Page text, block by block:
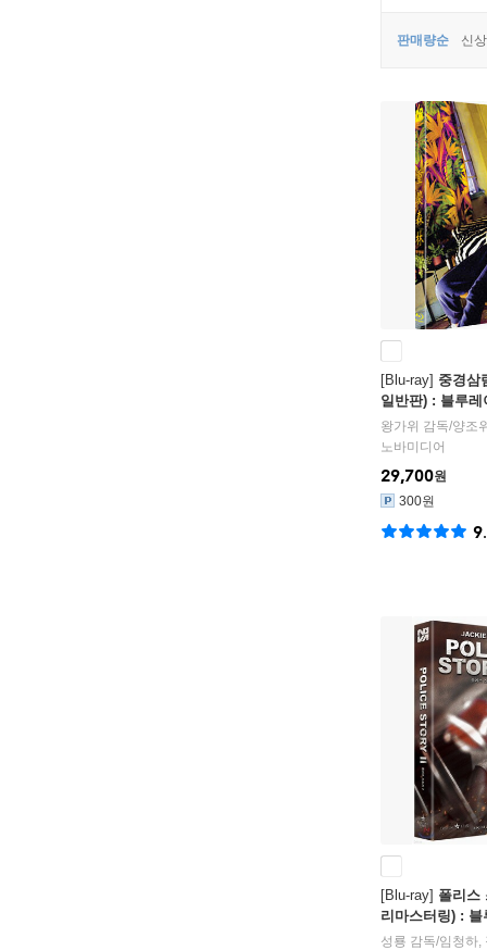
판매량순 신
[Blu-ray] 중경삼
일반판) : 블루레
왕가위 감독/양조
노바미디어
29,700원
300원
[Blu-ray] 폴리스
리마스터링) : 블
성룡 감독/임청하,